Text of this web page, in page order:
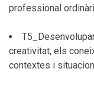
professional
creativitat, els
contextes i